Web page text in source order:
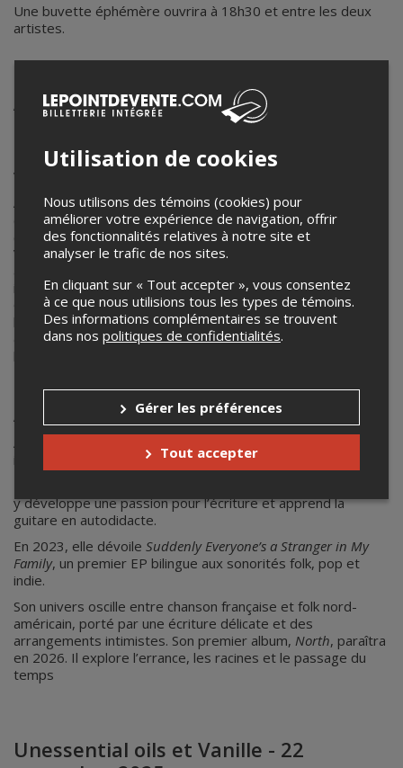
Une buvette éphémère ouvrira à 18h30 et entre les deux
artistes.
Aline Winant et Velours Velours - 8
novembre 2025
Programme double : Velours Velours et Aline Winant
Velours velours
Accompagné de Florence Labelle (voix, violon), Philippe Noël
(guitares), Étienne Lavigueur (claviers), Érika Fogagnolo
(voix, basse) et de Davy Duquenoy (batterie), Velours
Velours nous partage un spectacle énergique et exaltant
indifférent. Mélangeant les chansons de son nouvel album
Quand je pleure, je suis content et celles de son premier EP,
la soirée nous transporte dans une vaste gamme
d’émotions, tantôt touchante, tantôt tranchante, dans
moment hors du temps.
Aline Winant
Aline Winant est une musicienne et comédienne belge,
y développe une passion pour l’écriture et apprend la
guitare en autodidacte.
En 2023, elle dévoile Suddenly Everyone’s a Stranger in My
Family, un premier EP bilingue aux sonorités folk, pop et
indie.
Son univers oscille entre chanson française et folk nord-
américain, porté par une écriture délicate et des
arrangements intimistes. Son premier album, North, paraîtra
en 2026. Il explore l’errance, les racines et le passage du
temps
Unessential oils et Vanille - 22
Utilisation de cookies
Nous utilisons des témoins (cookies) pour
améliorer votre expérience de navigation, offrir
des fonctionnalités relatives à notre site et
analyser le trafic de nos sites.
En cliquant sur « Tout accepter », vous consentez
à ce que nous utilisions tous les types de témoins.
Des informations complémentaires se trouvent
dans nos politiques de confidentialités.
Gérer les préférences
Tout accepter